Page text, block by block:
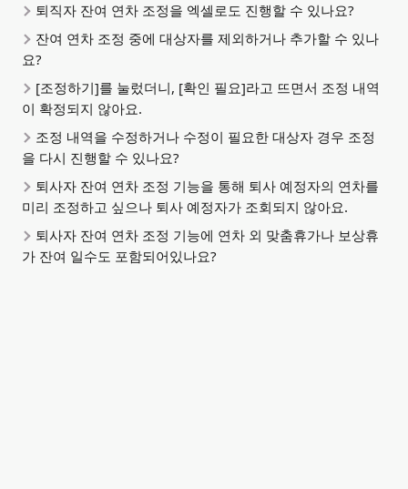
퇴직자 잔여 연차 조정을 엑셀로도 진행할 수 있나요?
잔여 연차 조정 중에 대상자를 제외하거나 추가할 수 있나
요?
[조정하기]를 눌렀더니, [확인 필요]라고 뜨면서 조정 내역
이 확정되지 않아요.
조정 내역을 수정하거나 수정이 필요한 대상자 경우 조정
을 다시 진행할 수 있나요?
퇴사자 잔여 연차 조정 기능을 통해 퇴사 예정자의 연차를
미리 조정하고 싶으나 퇴사 예정자가 조회되지 않아요.
퇴사자 잔여 연차 조정 기능에 연차 외 맞춤휴가나 보상휴
가 잔여 일수도 포함되어있나요?